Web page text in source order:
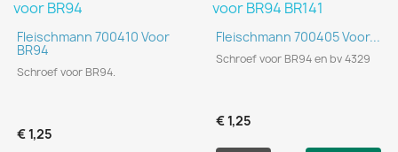
Fleischmann 700410 Voor
BR94
Schroef voor BR94.
€ 1,25
Fleischmann 700405 Voor...
Schroef voor BR94 en bv 4329
€ 1,25